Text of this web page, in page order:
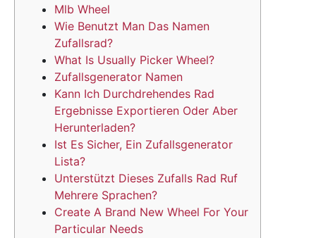
Mlb Wheel
Wie Benutzt Man Das Namen
Zufallsrad?
What Is Usually Picker Wheel?
Zufallsgenerator Namen
Kann Ich Durchdrehendes Rad
Ergebnisse Exportieren Oder Aber
Herunterladen?
Ist Es Sicher, Ein Zufallsgenerator
Lista?
Unterstützt Dieses Zufalls Rad Ruf
Mehrere Sprachen?
Create A Brand New Wheel For Your
Particular Needs